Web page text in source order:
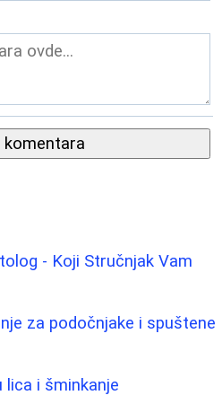
komentara
- Koji Stručnjak Vam
za podočnjake i spuštene
lica i šminkanje